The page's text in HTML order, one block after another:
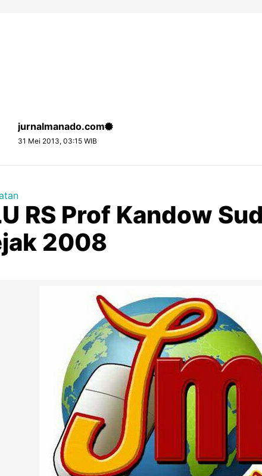
jurnalmanado.com
31 Mei 2013, 03:15 WIB
RS Prof Kandow
2008